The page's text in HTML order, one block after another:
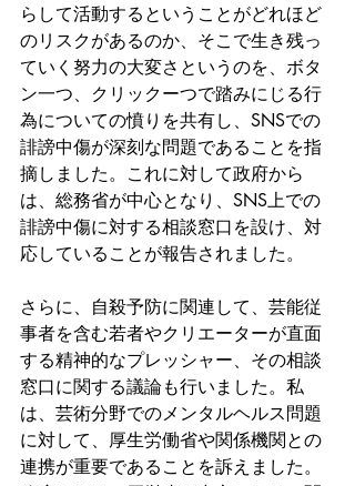
らして活動するということがどれほど
のリスクがあるのか、そこで生き残っ
ていく努力の大変さというのを、ボタ
ン一つ、クリックーつで踏みにじる行
為についての憤りを共有し、SNSでの
誹謗中傷が深刻な問題であることを指
摘しました。これに対して政府から
は、総務省が中心となり、SNS上での
誹謗中傷に対する相談窓口を設け、対
応していることが報告されました。
さらに、自殺予防に関連して、芸能従
事者を含む若者やクリエーターが直面
する精神的なプレッシャー、その相談
窓口に関する議論も行いました。私
は、芸術分野でのメンタルヘルス問題
に対して、厚生労働省や関係機関との
連携が重要であることを訴えました。